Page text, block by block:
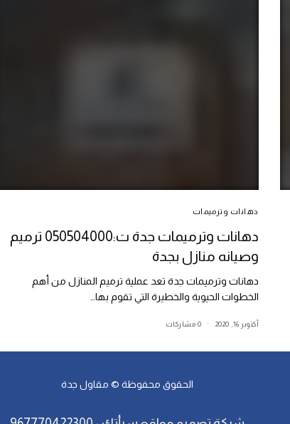
دهانات وترميمات
دهانات وترميمات جدة ت:050504000 ترميم
وصيانه منازل بجدة
دهانات وترميمات جدة تعد عملية ترميم المنازل من أهم
الخطوات الحيوية والخطيرة التي تقوم بها…
أكتوبر 16, 2020 0 مشاركات
الحقوق محفوظة © مقاول جدة